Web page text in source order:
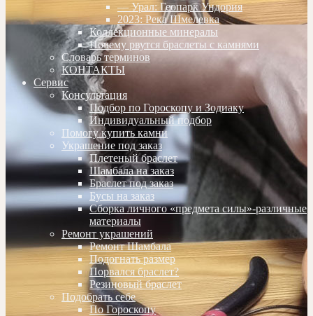
— Урал: Геопарк Ундория
2023: Река Шмелевка
Коллекционные минералы
Почему рвутся браслеты с камнями
Словарь терминов
КОНТАКТЫ
Сервис
Консультация
Подбор по Гороскопу и Зодиаку
Индивидуальный подбор
Помогу купить камни
Украшение под заказ
Плетеный браслет
Шамбала на заказ
Браслет под заказ
Бусы на заказ
Сборка личного «предмета силы»-различные
материалы
Ремонт украшений
Ремонт Шамбала
Подогнать размер
Порвался браслет?
Резиновый браслет
Подобрать себе
По Гороскопу